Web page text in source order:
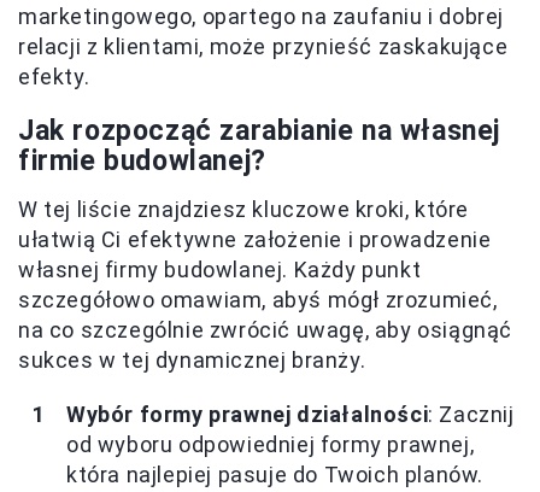
marketingowego, opartego na zaufaniu i dobrej
relacji z klientami, może przynieść zaskakujące
efekty.
Jak rozpocząć zarabianie na własnej
firmie budowlanej?
W tej liście znajdziesz kluczowe kroki, które
ułatwią Ci efektywne założenie i prowadzenie
własnej firmy budowlanej. Każdy punkt
szczegółowo omawiam, abyś mógł zrozumieć,
na co szczególnie zwrócić uwagę, aby osiągnąć
sukces w tej dynamicznej branży.
Wybór formy prawnej działalności: Zacznij
od wyboru odpowiedniej formy prawnej,
która najlepiej pasuje do Twoich planów.